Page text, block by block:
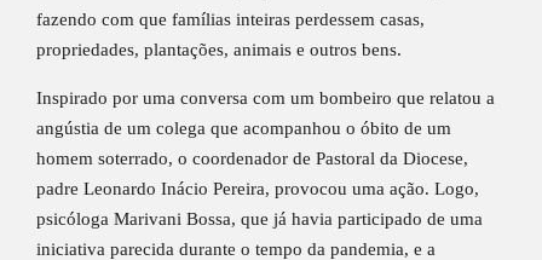
fazendo com que famílias inteiras perdessem casas,
propriedades, plantações, animais e outros bens.
Inspirado por uma conversa com um bombeiro que relatou a
angústia de um colega que acompanhou o óbito de um
homem soterrado, o coordenador de Pastoral da Diocese,
padre Leonardo Inácio Pereira, provocou uma ação. Logo,
psicóloga Marivani Bossa, que já havia participado de uma
iniciativa parecida durante o tempo da pandemia, e a